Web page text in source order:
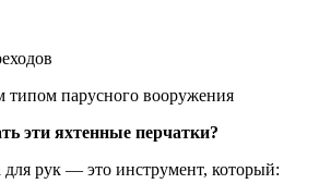
типом парусного вооружения
эти яхтенные перчатки?
для рук — это инструмент, который: